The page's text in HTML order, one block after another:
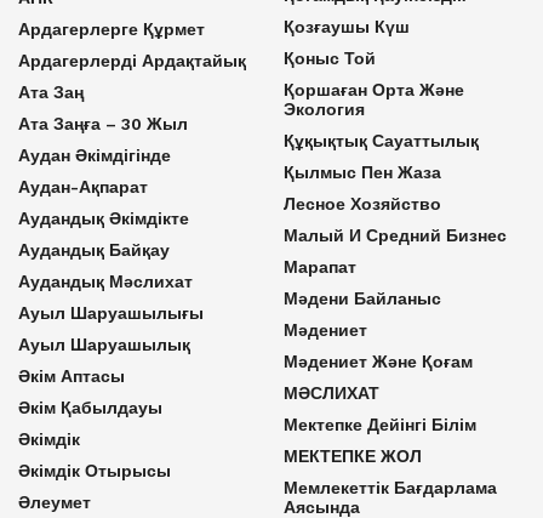
Ардагерлерге Құрмет
Ардагерлерді Ардақтайық
Ата Заң
Ата Заңға – 30 Жыл
Аудан Әкімдігінде
Аудан-Ақпарат
Аудандық Әкімдікте
Аудандық Байқау
Аудандық Мәслихат
Ауыл Шаруашылығы
Ауыл Шаруашылық
Әкім Аптасы
Әкім Қабылдауы
Әкімдік
Әкімдік Отырысы
Әлеумет
Қозғаушы Күш
Қоныс Той
Қоршаған Орта Және
Экология
Құқықтық Сауаттылық
Қылмыс Пен Жаза
Лесное Хозяйство
Малый И Средний Бизнес
Марапат
Мәдени Байланыс
Мәдениет
Мәдениет Және Қоғам
МӘСЛИХАТ
Мектепке Дейінгі Білім
МЕКТЕПКЕ ЖОЛ
Мемлекеттік Бағдарлама
Аясында